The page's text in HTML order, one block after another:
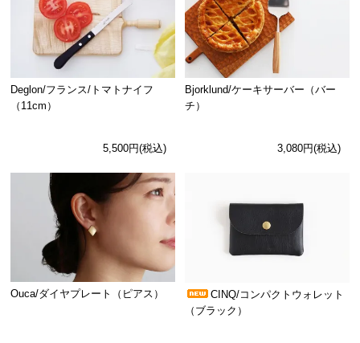
Deglon/フランス/トマトナイフ
（11cm）
5,500円(税込)
Bjorklund/ケーキサーバー（バー
チ）
3,080円(税込)
Ouca/ダイヤプレート（ピアス）
CINQ/コンパクトウォレット
（ブラック）